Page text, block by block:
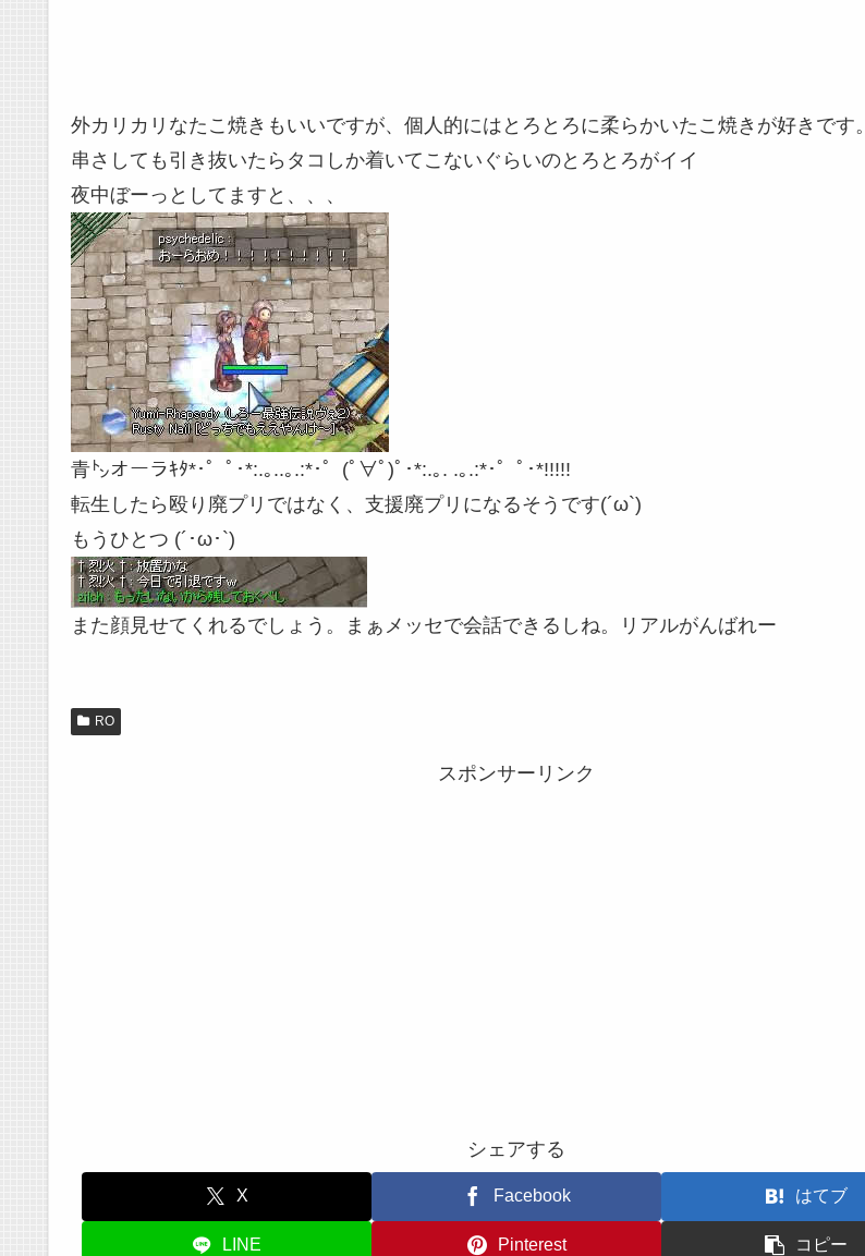
外カリカリなたこ焼きもいいですが、個人的にはとろとろに柔らかいたこ焼きが好きです。
串さしても引き抜いたらタコしか着いてこないぐらいのとろとろがイイ
夜中ぼーっとしてますと、、、
青㌧オーラｷﾀ*･゜ﾟ･*:.｡..｡.:*･゜(ﾟ∀ﾟ)ﾟ･*:.｡. .｡.:*･゜ﾟ･*!!!!!
転生したら殴り廃プリではなく、支援廃プリになるそうです(´ω`)
もうひとつ (´･ω･`)
また顔見せてくれるでしょう。まぁメッセで会話できるしね。リアルがんばれー
RO
スポンサーリンク
シェアする
X Facebook はてブ
LINE Pinterest コピー